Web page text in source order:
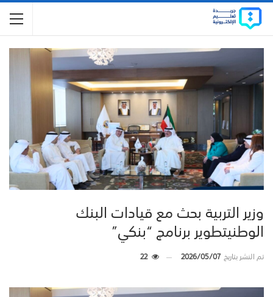
وزير التربية بحث مع قيادات البنك
الوطنيتطوير برنامج “بنكي”
تم النشر بتاريخ2026/05/07
22